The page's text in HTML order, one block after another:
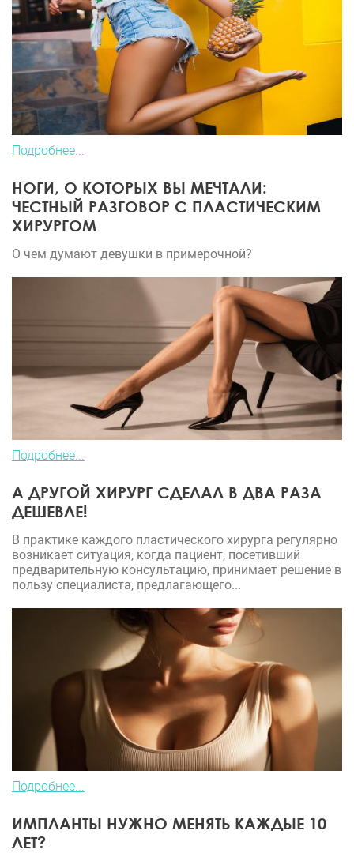
Подробнее...
НОГИ, О КОТОРЫХ ВЫ МЕЧТАЛИ:
ЧЕСТНЫЙ РАЗГОВОР С ПЛАСТИЧЕСКИМ
ХИРУРГОМ
О чем думают девушки в примерочной?
Подробнее...
А ДРУГОЙ ХИРУРГ СДЕЛАЛ В ДВА РАЗА
ДЕШЕВЛЕ!
В практике каждого пластического хирурга регулярно
возникает ситуация, когда пациент, посетивший
предварительную консультацию, принимает решение в
пользу специалиста, предлагающего...
Подробнее...
ИМПЛАНТЫ НУЖНО МЕНЯТЬ КАЖДЫЕ 10
ЛЕТ?